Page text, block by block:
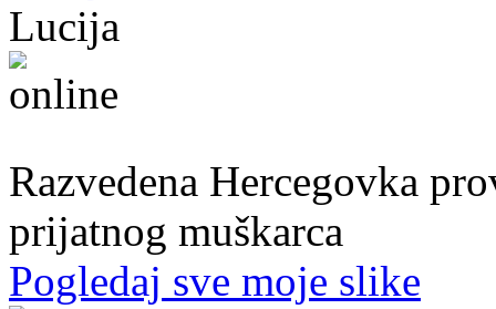
Lucija
Razvedena Hercegovka
prijatnog muškarca
Pogledaj sve moje slike